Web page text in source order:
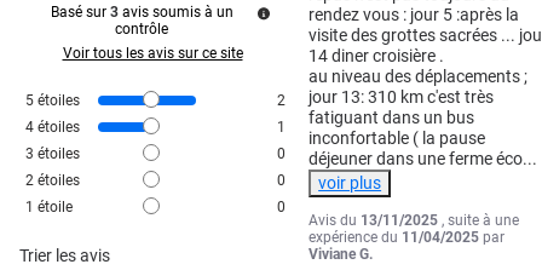
Basé sur 3 avis soumis à un
contrôle
Voir tous les avis sur ce site
5 étoiles
2
4 étoiles
1
3 étoiles
0
2 étoiles
0
1 étoile 0
Trier les avis
rendez vous : jour 5 :après la
visite des grottes sacrées ...
14 diner croisière .
au niveau des déplacements ;
jour 13: 310 km c'est très
fatiguant dans un bus
inconfortable ( la pause
déjeuner dans une ferme éco...
voir plus
Avis du 13/11/2025 , suite à une
expérience du 11/04/2025 par
Viviane G.